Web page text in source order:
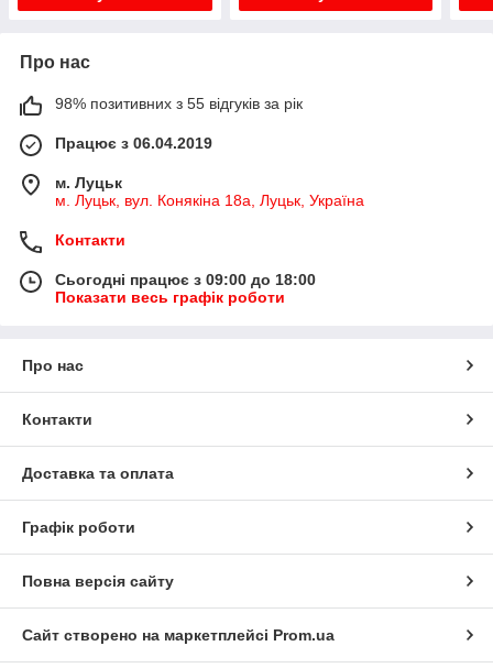
Про нас
98% позитивних з 55 відгуків за рік
Працює з 06.04.2019
м. Луцьк
м. Луцьк, вул. Конякіна 18а, Луцьк, Україна
Контакти
Сьогодні працює з 09:00 до 18:00
Показати весь графік роботи
Про нас
Контакти
Доставка та оплата
Графік роботи
Повна версія сайту
Сайт створено на маркетплейсі Prom.ua